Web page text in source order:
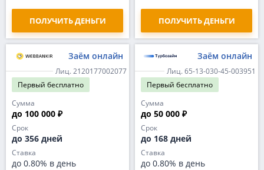
ПОЛУЧИТЬ ДЕНЬГИ ПОЛУЧИТЬ ДЕНЬГИ
Заём онлайн
Лиц. 2120177002077
Первый бесплатно
Сумма
до 100 000 ₽
Срок
до 356 дней
Ставка
до 0.80% в день
Заём онлайн
Лиц. 65-13-030-45-003951
Первый бесплатно
Сумма
до 50 000 ₽
Срок
до 168 дней
Ставка
до 0.80% в день